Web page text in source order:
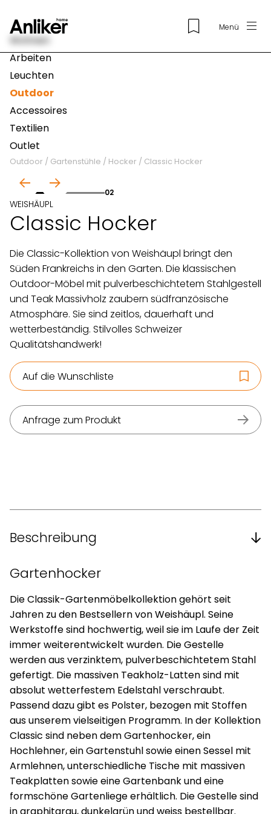
Menü
Wohnen
Arbeiten
Leuchten
Outdoor
Accessoires
Textilien
Outlet
Outdoor / Gartenstühle / Hocker / Classic Hocker
02
WEISHÄUPL
Classic Hocker
Die Classic-Kollektion von Weishäupl bringt den
Süden Frankreichs in den Garten. Die klassischen
Outdoor-Möbel mit pulverbeschichtetem Stahlgestell
und Teak Massivholz zaubern südfranzösische
Atmosphäre. Sie sind zeitlos, dauerhaft und
wetterbeständig. Stilvolles Schweizer
Qualitätshandwerk!
Auf die Wunschliste
Anfrage zum Produkt
Beschreibung
Gartenhocker
Die Classik-Gartenmöbelkollektion gehört seit
Jahren zu den Bestsellern von Weishäupl. Seine
Werkstoffe sind hochwertig, weil sie im Laufe der Zeit
immer weiterentwickelt wurden. Die Gestelle
werden aus verzinktem, pulverbeschichtetem Stahl
gefertigt. Die massiven Teakholz-Latten sind mit
absolut wetterfestem Edelstahl verschraubt.
Passend dazu gibt es Polster, bezogen mit Stoffen
aus unserem vielseitigen Programm. In der Kollektion
Classic sind neben dem Gartenhocker, ein
Hochlehner, ein Gartenstuhl sowie einen Sessel mit
Armlehnen, unterschiedliche Tische mit massiven
Teakplatten sowie eine Gartenbank und eine
formschöne Gartenliege erhältlich. Die Gestelle sind